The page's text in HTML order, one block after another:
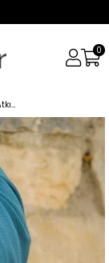
0
İndigo Mavi Atkılı Bone